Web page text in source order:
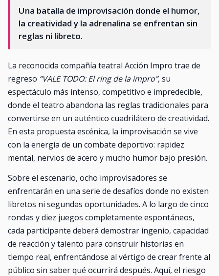
Una batalla de improvisación donde el humor,
la creatividad y la adrenalina se enfrentan sin
reglas ni libreto.
La reconocida compañía teatral Acción Impro trae de
regreso “VALE TODO: El ring de la impro”, su
espectáculo más intenso, competitivo e impredecible,
donde el teatro abandona las reglas tradicionales para
convertirse en un auténtico cuadrilátero de creatividad.
En esta propuesta escénica, la improvisación se vive
con la energía de un combate deportivo: rapidez
mental, nervios de acero y mucho humor bajo presión.
Sobre el escenario, ocho improvisadores se
enfrentarán en una serie de desafíos donde no existen
libretos ni segundas oportunidades. A lo largo de cinco
rondas y diez juegos completamente espontáneos,
cada participante deberá demostrar ingenio, capacidad
de reacción y talento para construir historias en
tiempo real, enfrentándose al vértigo de crear frente al
público sin saber qué ocurrirá después. Aquí, el riesgo